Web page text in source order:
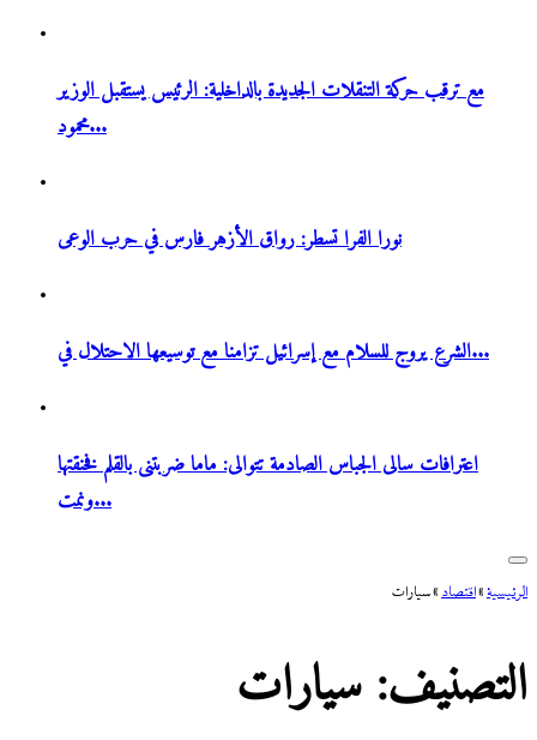
مع ترقب حركة التنقلات الجديدة بالداخلية: الرئيس يستقبل الوزير
محمود...
نورا الفرا تسطر: رواق الأزهر فارس في حرب الوعى
الشرع يروج للسلام مع إسرائيل تزامنا مع توسيعها الاحتلال في...
اعترافات سالى الجباس الصادمة تتوالى: ماما ضربتنى بالقلم فخنقتها
ونمت...
الرئيسية»اقتصاد»سيارات
التصنيف:سيارات